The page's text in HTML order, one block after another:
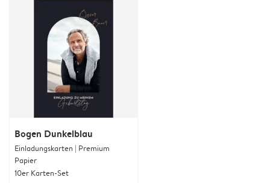
Bogen Dunkelblau
Einladungskarten | Premium
Papier
10er Karten-Set